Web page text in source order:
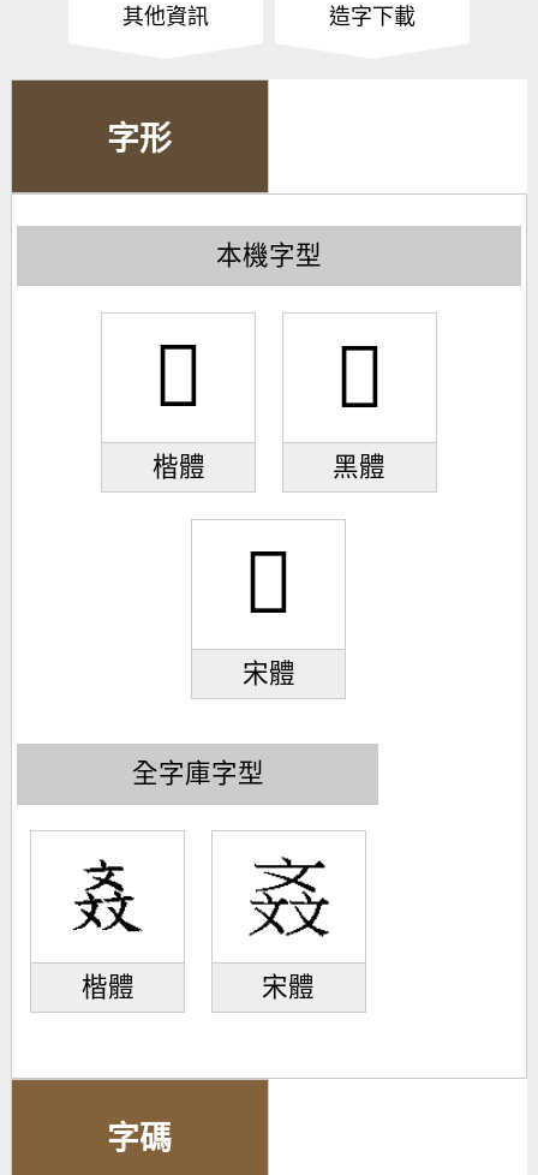
其他資訊 造字下載
字形
本機字型
𣁕
楷體
𣁕
黑體
𣁕
宋體
全字庫字型
楷體 宋體
字碼